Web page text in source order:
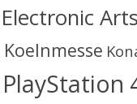
Electronic
Koelnmesse
PlayStation